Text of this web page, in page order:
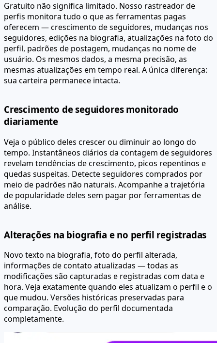
Gratuito não significa limitado. Nosso rastreador de
perfis monitora tudo o que as ferramentas pagas
oferecem — crescimento de seguidores, mudanças nos
seguidores, edições na biografia, atualizações na foto do
perfil, padrões de postagem, mudanças no nome de
usuário. Os mesmos dados, a mesma precisão, as
mesmas atualizações em tempo real. A única diferença:
sua carteira permanece intacta.
Crescimento de seguidores monitorado
diariamente
Veja o público deles crescer ou diminuir ao longo do
tempo. Instantâneos diários da contagem de seguidores
revelam tendências de crescimento, picos repentinos e
quedas suspeitas. Detecte seguidores comprados por
meio de padrões não naturais. Acompanhe a trajetória
de popularidade deles sem pagar por ferramentas de
análise.
Alterações na biografia e no perfil registradas
Novo texto na biografia, foto do perfil alterada,
informações de contato atualizadas — todas as
modificações são capturadas e registradas com data e
hora. Veja exatamente quando eles atualizam o perfil e o
que mudou. Versões históricas preservadas para
comparação. Evolução do perfil documentada
completamente.